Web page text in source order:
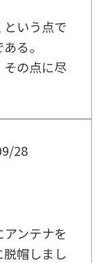
いう点で
る。
の点に尽
28
ンテナを
帽しまし